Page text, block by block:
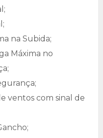
na Subida;
Máxima no
ventos com sinal de